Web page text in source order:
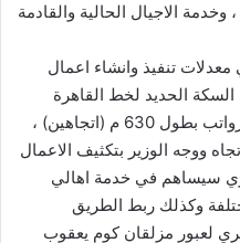
الاجيال الحالية والقادمة
معدلات تنفيذ وانشاء اعمال
الحديد لخط القاهرة
أسوان وترعة الصماصمة وطريق الرواتب بطول 630 م (اتجاهين) ،
/ إتجاه ووجه الوزير بتكثيف الاعمال
سيساهم في خدمة اهالي
وكذلك ربط الطريق
لعبور مزلقان كوم يعقوب